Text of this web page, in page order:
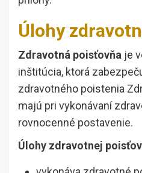
Úlohy
Zdravotná poisťovňa je
inštitúcia, ktorá
zdravotného poistenia
majú pri vykonávaní
rovnocenné postavenie.
Úlohy zdravotnej